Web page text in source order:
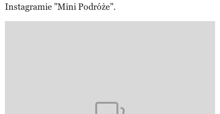
Instagramie "Mini Podróże".